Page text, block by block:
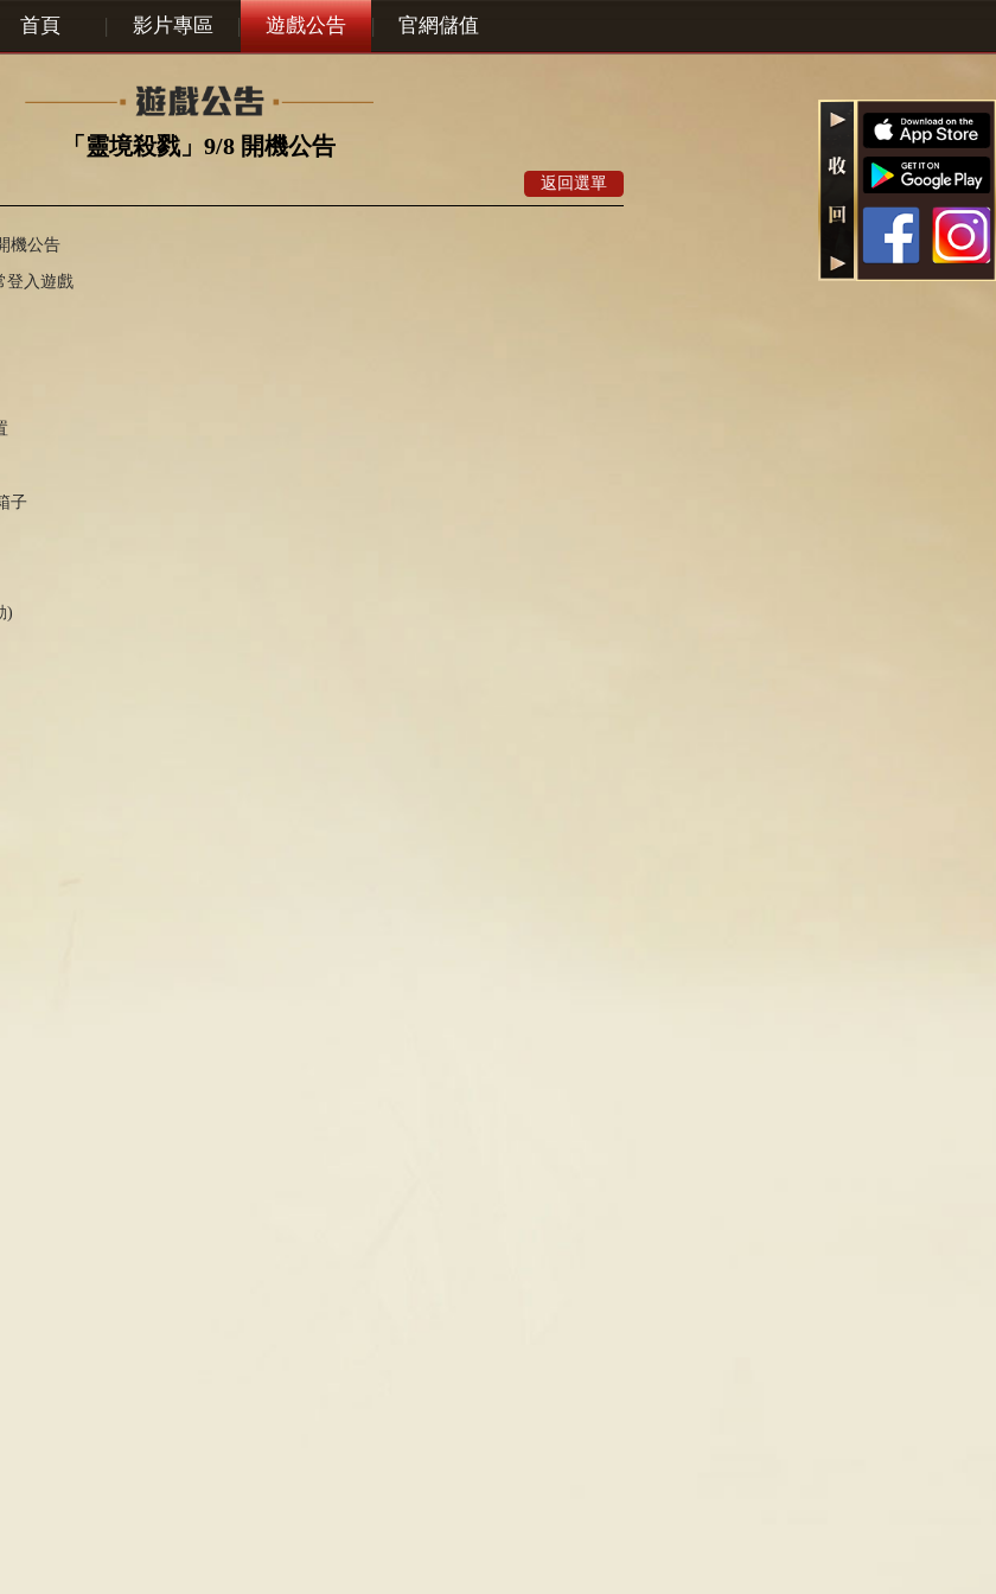
首頁 | 影片專區 | 遊戲公告 | 官網儲值
「靈境殺戮」9/8 開機公告
返回選單
機公告
登入遊戲
子
)